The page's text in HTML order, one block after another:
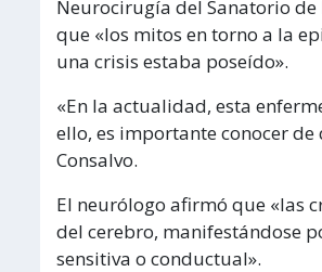
Neurocirugía del Sanatorio de
que «los mitos en torno a la
una crisis estaba poseído».
«En la actualidad, esta
ello, es importante conocer
Consalvo.
El neurólogo afirmó que «las
del cerebro, manifestándose
sensitiva o conductual».